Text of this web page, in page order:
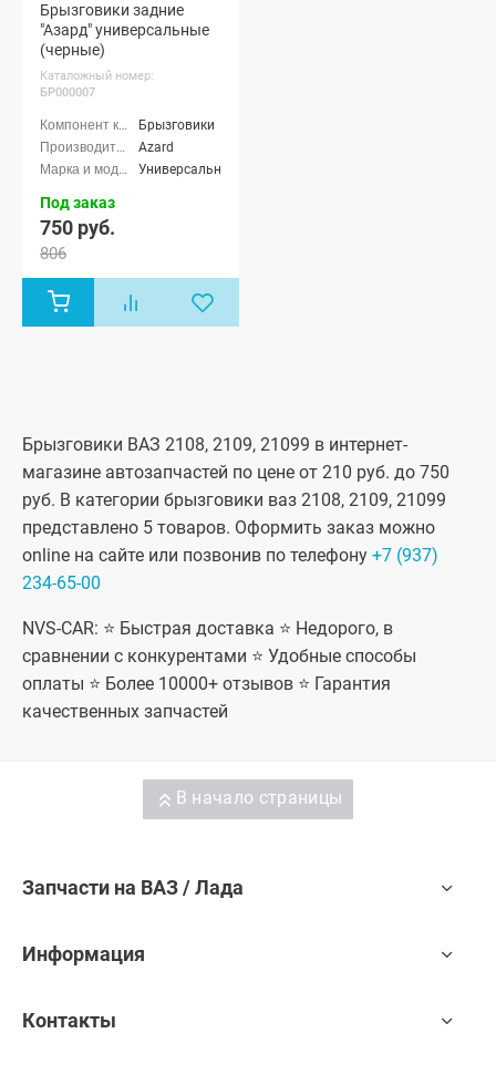
Брызговики задние
"Азард" универсальные
(черные)
Каталожный номер:
БР000007
Брызговики
Azard
Универсальные
Под заказ
750 руб.
806
Брызговики ВАЗ 2108, 2109, 21099 в интернет-
магазине автозапчастей по цене от 210 руб. до 750
руб. В категории брызговики ваз 2108, 2109, 21099
представлено 5 товаров. Оформить заказ можно
online на сайте или позвонив по телефону +7 (937)
234-65-00
NVS-CAR: ⭐ Быстрая доставка ⭐ Недорого, в
сравнении с конкурентами ⭐ Удобные способы
оплаты ⭐ Более 10000+ отзывов ⭐ Гарантия
качественных запчастей
В начало страницы
Запчасти на ВАЗ / Лада
Информация
Контакты